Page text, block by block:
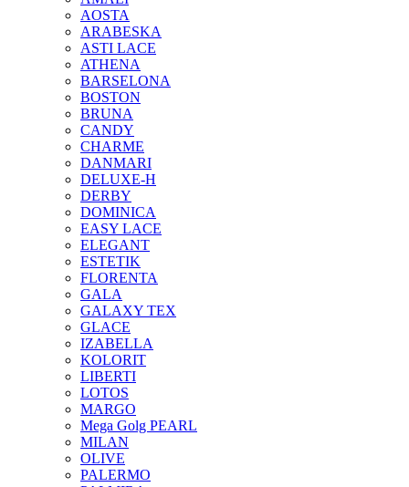
AOSTA
ARABESKA
ASTI LACE
ATHENA
BARSELONA
BOSTON
BRUNA
CANDY
CHARME
DANMARI
DELUXE-H
DERBY
DOMINICA
EASY LACE
ELEGANT
ESTETIK
FLORENTA
GALA
GALAXY TEX
GLACE
IZABELLA
KOLORIT
LIBERTI
LOTOS
MARGO
Mega Golg PEARL
MILAN
OLIVE
PALERMO